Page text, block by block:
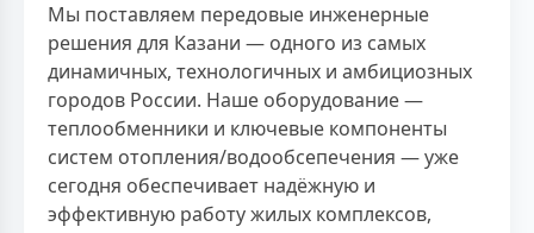
Мы поставляем передовые инженерные
решения для Казани — одного из самых
динамичных, технологичных и амбициозных
городов России. Наше оборудование —
теплообменники и ключевые компоненты
систем отопления/водообсепечения — уже
сегодня обеспечивает надёжную и
эффективную работу жилых комплексов,